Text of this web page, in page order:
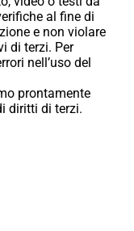
al fine di
e non violare
di terzi. Per
nell’uso del
prontamente
diritti di terzi.